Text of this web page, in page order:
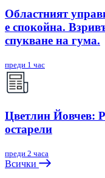
Областният
е спокойна.
спукване на гума.
преди 1 час
Цветлин Йовчев:
остарели
преди 2 часа
Всички